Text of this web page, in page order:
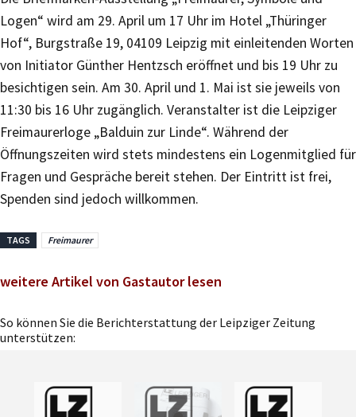
Logen“ wird am 29. April um 17 Uhr im Hotel „Thüringer
Hof“, Burgstraße 19, 04109 Leipzig mit einleitenden Worten
von Initiator Günther Hentzsch eröffnet und bis 19 Uhr zu
besichtigen sein. Am 30. April und 1. Mai ist sie jeweils von
11:30 bis 16 Uhr zugänglich. Veranstalter ist die Leipziger
Freimaurerloge „Balduin zur Linde“. Während der
Öffnungszeiten wird stets mindestens ein Logenmitglied für
Fragen und Gespräche bereit stehen. Der Eintritt ist frei,
Spenden sind jedoch willkommen.
TAGS Freimaurer
weitere Artikel von Gastautor lesen
So können Sie die Berichterstattung der Leipziger Zeitung
unterstützen: